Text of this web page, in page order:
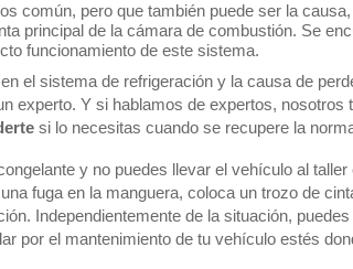
común, pero que también puede ser la
principal de la cámara de combustión. Se
funcionamiento de este sistema.
el sistema de refrigeración y la causa de
experto. Y si hablamos de expertos, nosotros
si lo necesitas cuando se recupere la
y no puedes llevar el vehículo al
fuga en la manguera, coloca un trozo de
Independientemente de la situación, puedes
por el mantenimiento de tu vehículo estés